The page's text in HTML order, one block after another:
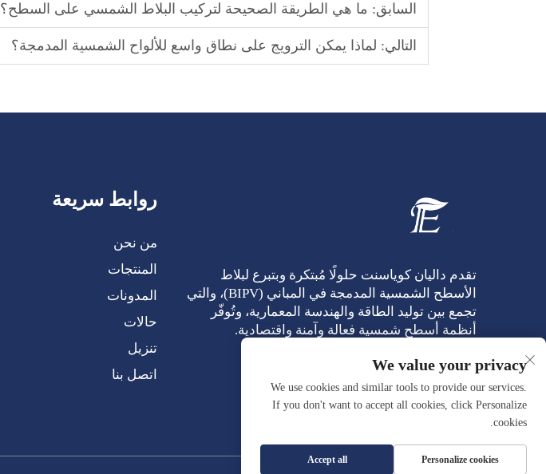
السابق: ما هي الطريقة الصحيحة لتركيب البلاط الشمسي على السطح؟
التالي: لماذا يمكن الترويج على نطاق واسع للألواح الشمسية المدمجة؟
تقدم داليان كوياسنت حلولًا مُبتكرة وبتبرع لبلاط
الأسطح الشمسية المدمجة في المباني (BIPV)، والتي
تجمع بين توليد الطاقة والهندسة المعمارية، وتُوفّر
أنظمة أسطح شمسية فعالة وآمنة واقتصادية.
روابط سريعة
من نحن
المنتجات
المدونات
حالات
تنزيل
اتصل بنا
We value your privacy
We use cookies and similar tools to provide our services.
If you don't want to accept all cookies, click Personalize
cookies.
Personalize cookies
Accept all